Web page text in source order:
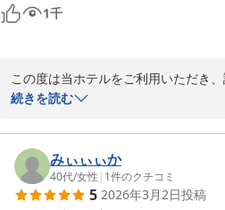
堂ヶ島唯一の自家源泉掛流宿 堂ヶ島
温泉は、お肌ツルツルで、入るのがとて
オールインクルーシブなのもうれしいで
孫たちと車で行くには、時間がかかり
があればお邪魔したいと思います。
1千
この度は当ホテルをご利用いただき
また、3回目のご来館とのこと、いつ
お孫様が漫画コーナーのハンモック
っているとのこと、スタッフ一同微
お食事につきましても、炊き込みご
続きを読む
みぃぃぃか
40代/女性 | 1件のクチコミ
5 2026年3月2日投稿